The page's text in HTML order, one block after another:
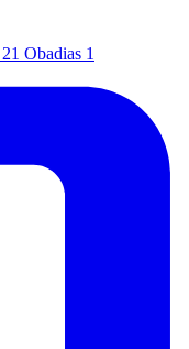
Obadias 1